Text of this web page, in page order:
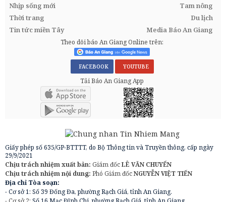
Nhịp sống mới
Tam nông
Thời trang
Du lịch
Tin tức miền Tây
Media Báo An Giang
Theo dõi báo An Giang Online trên:
FACEBOOK YOUTUBE
Tải Báo An Giang App
Giấy phép số 635/GP-BTTTT, do Bộ Thông tin và Truyền thông, cấp ngày
29/9/2021
Chịu trách nhiệm xuất bản: Giám đốcLÊ VĂN CHUYỂN
Chịu trách nhiệm nội dung: Phó Giám đốcNGUYỄN VIỆT TIẾN
Địa chỉ Tòa soạn:
- Cơ sở 1: Số 39 Đống Đa, phường Rạch Giá, tỉnh An Giang.